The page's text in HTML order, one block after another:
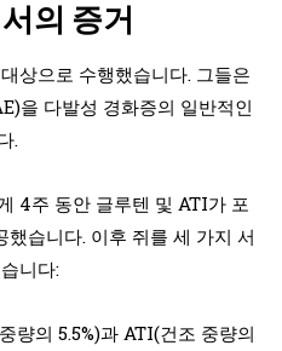
의 증거
상으로 수행했습니다. 그들은
을 다발성 경화증의 일반적인
.
4주 동안 글루텐 및 ATI가 포
습니다. 이후 쥐를 세 가지 서
니다:
량의 5.5%)과 ATI(건조 중량의